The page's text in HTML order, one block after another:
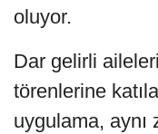
oluyor.
Dar gelirli
törenlerine
uygulama, aynı